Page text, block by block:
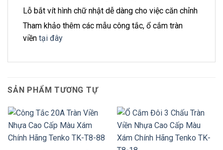
Lỗ bắt vít hình chữ nhật dễ dàng cho việc căn chỉnh
Tham khảo thêm các mẫu công tắc, ổ cắm tràn
viền tại đây
SẢN PHẨM TƯƠNG TỰ